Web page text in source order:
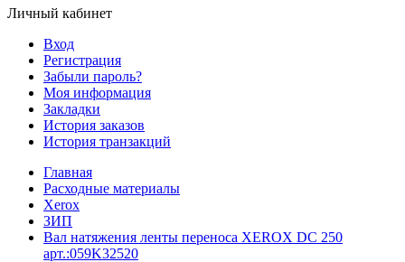
Личный кабинет
Вход
Регистрация
Забыли пароль?
Моя информация
Закладки
История заказов
История транзакций
Главная
Расходные материалы
Xerox
ЗИП
Вал натяжения ленты переноса XEROX DC 250
арт.:059K32520